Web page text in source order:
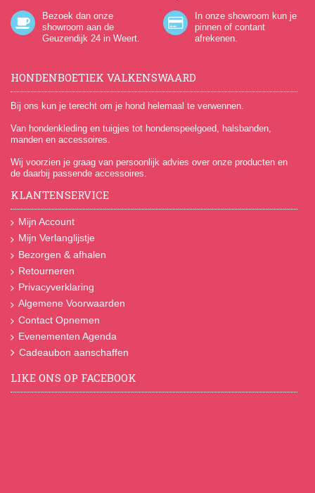
Bezoek dan onze
showroom aan de
Geuzendijk 24 in Weert.
In onze showroom kun je
pinnen of contant
afrekenen.
HONDENBOETIEK VALKENSWAARD
Bij ons kun je terecht om je hond helemaal te verwennen.
Van hondenkleding en tuigjes tot hondenspeelgoed, halsbanden,
manden en accessoires.
Wij voorzien je graag van persoonlijk advies over onze producten en
de daarbij passende accessoires.
KLANTENSERVICE
Mijn Account
Mijn Verlanglijstje
Bezorgen & afhalen
Retourneren
Privacyverklaring
Algemene Voorwaarden
Contact Opnemen
Evenementen Agenda
Cadeaubon aanschaffen
LIKE ONS OP FACEBOOK